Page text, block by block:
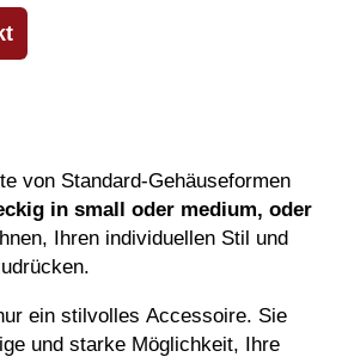
von Standard-Gehäuseformen
in small oder medium, oder
Ihren individuellen Stil und
ein stilvolles Accessoire. Sie
und starke Möglichkeit, Ihre